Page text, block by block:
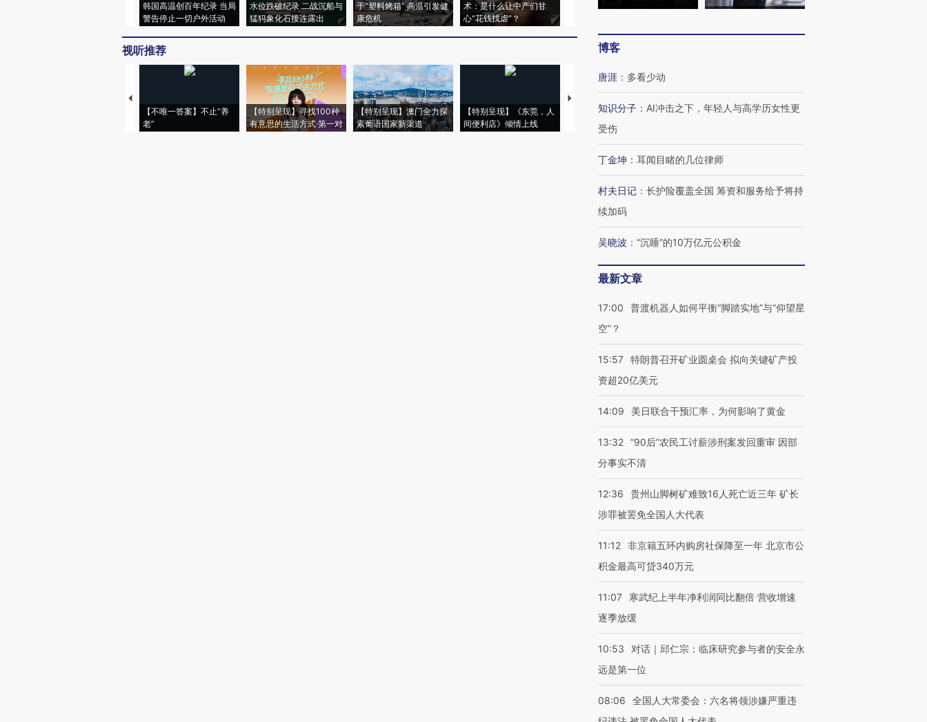
韩国高温创百年纪录 当局
警告停止一切户外活动
水位跌破纪录 二战沉船与
猛犸象化石接连露出
于“塑料烤箱” 高温引发健
康危机
术：是什么让中产们甘
心“花钱找虐”？
粒摇头丸 尿检体内含3种
度Z世代 用街头抗争将教
机”？难民潮撕裂西班牙
视听推荐
【不唯一答案】不止“养
老”
【特别呈现】寻找100种
有意思的生活方式·第一对
【特别呈现】澳门全力探
索葡语国家新渠道
【特别呈现】《东莞，人
间便利店》倾情上线
【推广】走进第四届链博
会，让数智科技“链”接产
【特别呈现】寻找100种
CFO：不靠规模取胜，华
博客
唐涯 ： 多看少动
知识分子 ： AI冲击之下，年轻人与高学历女性更
受伤
丁金坤 ： 耳闻目睹的几位律师
村夫日记 ： 长护险覆盖全国 筹资和服务给予将持
续加码
吴晓波 ： “沉睡”的10万亿元公积金
最新文章
17:00
普渡机器人如何平衡“脚踏实地”与“仰望星
空”？
15:57 特朗普召开矿业圆桌会 拟向关键矿产投
资超20亿美元
14:09 美日联合干预汇率，为何影响了黄金
13:32 “90后”农民工讨薪涉刑案发回重审 因部
分事实不清
12:36
贵州山脚树矿难致16人死亡近三年 矿长
涉罪被罢免全国人大代表
11:12 非京籍五环内购房社保降至一年 北京市公
积金最高可贷340万元
11:07
寒武纪上半年净利润同比翻倍 营收增速
逐季放缓
10:53
对话｜邱仁宗：临床研究参与者的安全永
远是第一位
08:06
全国人大常委会：六名将领涉嫌严重违